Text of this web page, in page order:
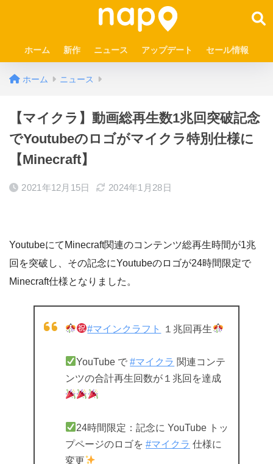
ホーム 新作 ニュース アップデート セール情報
ホーム ニュース
【マイクラ】動画総再生数1兆回突破記念
でYoutubeのロゴがマイクラ特別仕様に
【Minecraft】
2021年12月15日 2024年1月28日
YoutubeにてMinecraft関連のコンテンツ総再生時間が1兆
回を突破し、その記念にYoutubeのロゴが24時間限定で
Minecraft仕様となりました。
#マインクラフト １兆回再生
YouTube で#マイクラ 関連コンテ
ンツの合計再生回数が１兆回を達成
24時間限定：記念に YouTube トッ
プページのロゴを #マイクラ 仕様に
変更